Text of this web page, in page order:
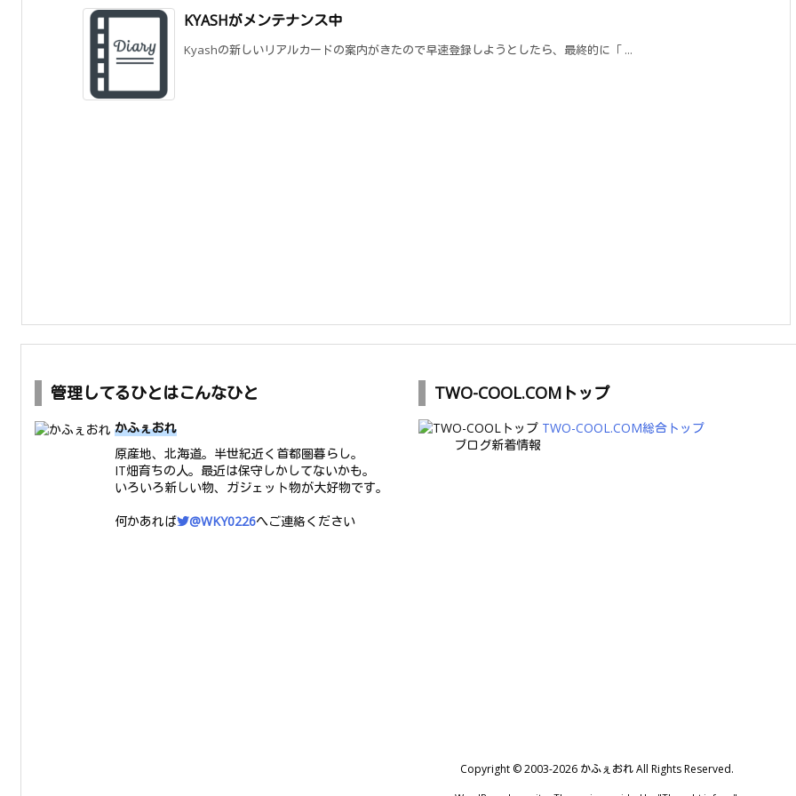
KYASHがメンテナンス中
Kyashの新しいリアルカードの案内がきたので早速登録しようとしたら、最終的に「 ...
管理してるひとはこんなひと
かふぇおれ
原産地、北海道。半世紀近く首都圏暮らし。
IT畑育ちの人。最近は保守しかしてないかも。
いろいろ新しい物、ガジェット物が大好物です。
何かあれば
@WKY0226へご連絡ください
TWO-COOL.COMトップ
TWO-COOL.COM総合トップ
ブログ新着情報
Copyright ©2003-2026 かふぇおれAll Rights Reserved.